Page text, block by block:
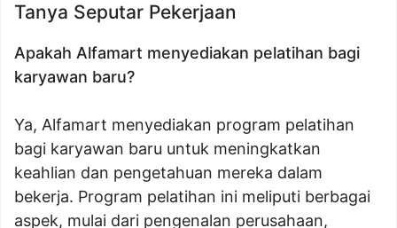
Tanya Seputar Pekerjaan
Apakah Alfamart menyediakan pelatihan bagi
karyawan baru?
Ya, Alfamart menyediakan program pelatihan
bagi karyawan baru untuk meningkatkan
keahlian dan pengetahuan mereka dalam
bekerja. Program pelatihan ini meliputi berbagai
aspek, mulai dari pengenalan perusahaan,